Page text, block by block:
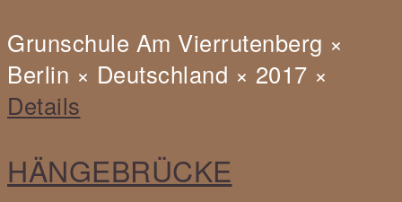
Grunschule Am Vierrutenberg ×
Berlin × Deutschland × 2017 ×
Details
HÄNGEBRÜCKE